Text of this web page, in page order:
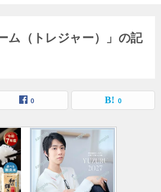
ム（トレジャー）」の記
0 0